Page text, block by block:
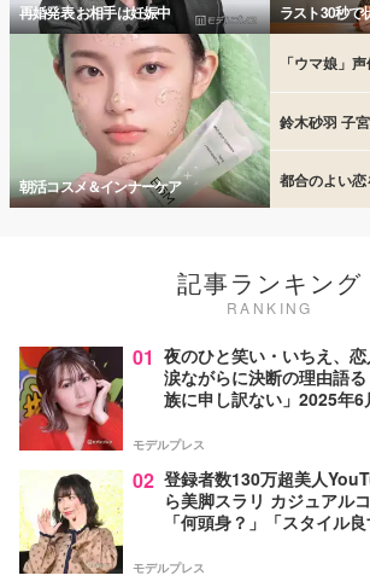
再婚発表 お相手は妊娠中 ラスト30秒で
朝活コスメ＆インナーケア
「ウマ娘」
鈴木砂羽 子
都合のよい
記事ランキング
RANKING
01 夜のひと笑い・いちえ、
涙ながらに決断の理由語
族に申し訳ない」2025年6
モデルプレス
02 登録者数130万超美人
ら美脚スラリ カジュアル
「何頭身？」「スタイル
モデルプレス